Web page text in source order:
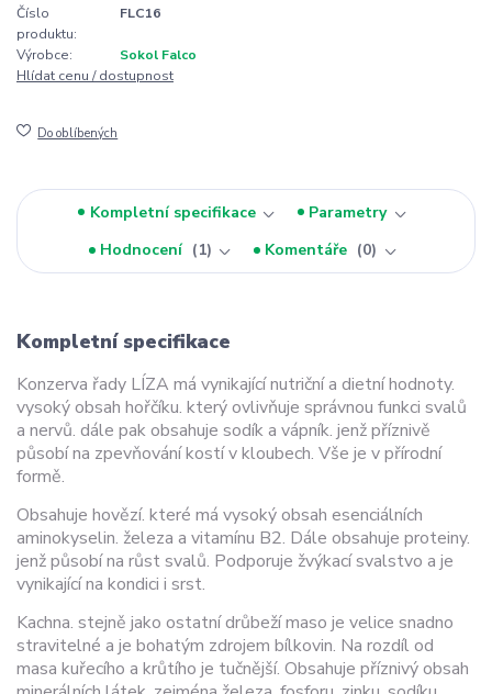
Číslo
produktu:
FLC16
Výrobce:
Sokol Falco
Hlídat cenu / dostupnost
Do oblíbených
Kompletní specifikace
Parametry
Hodnocení
1 Komentáře 0
Kompletní specifikace
Konzerva řady LÍZA má vynikající nutriční a dietní hodnoty.
vysoký obsah hořčíku. který ovlivňuje správnou funkci svalů
a nervů. dále pak obsahuje sodík a vápník. jenž příznivě
působí na zpevňování kostí v kloubech. Vše je v přírodní
formě.
Obsahuje hovězí. které má vysoký obsah esenciálních
aminokyselin. železa a vitamínu B2. Dále obsahuje proteiny.
jenž působí na růst svalů. Podporuje žvýkací svalstvo a je
vynikající na kondici i srst.
Kachna. stejně jako ostatní drůbeží maso je velice snadno
stravitelné a je bohatým zdrojem bílkovin. Na rozdíl od
masa kuřecího a krůtího je tučnější. Obsahuje příznivý obsah